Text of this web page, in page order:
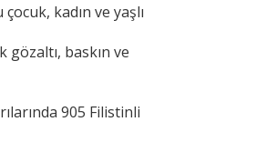
kadın ve yaşlı
gözaltı, baskın ve
905 Filistinli